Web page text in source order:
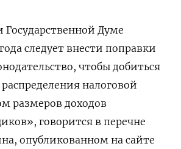
Государственной Думе
следует внести поправки
чтобы добиться
налоговой
размеров доходов
говорится в перечне
опубликованном на сайте